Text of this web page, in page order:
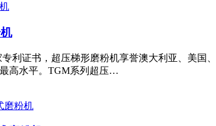
利证书，超压梯形磨粉机享誉澳大利亚、美国
高水平。TGM系列超压…